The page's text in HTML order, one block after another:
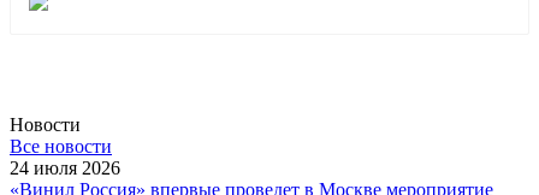
Новости
Все новости
24 июля 2026
«Винил Россия» впервые проведет в Москве мероприятие